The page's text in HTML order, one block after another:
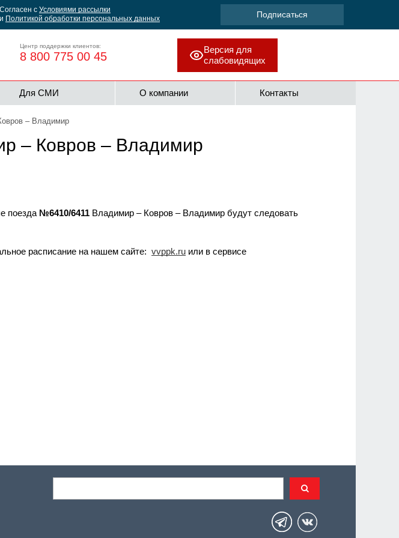
Согласен с Условиями рассылки
и Политикой обработки персональных данных
Центр поддержки клиентов:
8 800 775 00 45
Версия для
слабовидящих
Для СМИ О компании Контакты
– Владимир
– Ковров – Владимир
поезда №6410/6411 Владимир – Ковров – Владимир будут следовать
расписание на нашем сайте: vvppk.ru или в сервисе